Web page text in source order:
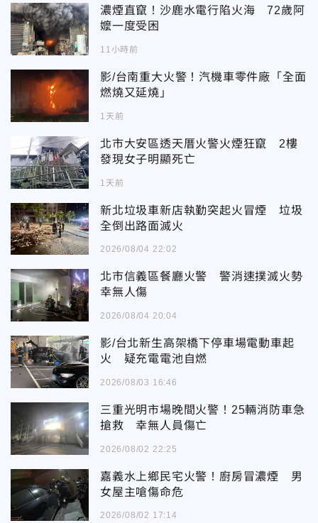
濃煙直竄！沙鹿水電行陷火海 72歲阿
嬤一度受困
11小時前
影/台南重大火警！汽機車零件廠「全面
燃燒又延燒」
1天前
北市大安區透天厝火警火煙狂竄 2樓
發現女子明顯死亡
1天前
新北垃圾車新店執勤突起火冒煙 垃圾
全倒出路面滅火
2026/08/04 22:02
北市信義區餐廳火警 警消速撲滅火勢
幸無人傷
2026/08/04 20:04
影/台北新生高架橋下停車場電動車起
火 疑充電電池自燃
2026/08/03 16:46
三重光明市場晚間火警！25輛消防車急
搶救 幸無人員傷亡
2026/08/02 22:25
嘉義水上鄉民宅火警！廚房冒濃煙 男
女屋主嗆傷命危
2026/08/02 17:14